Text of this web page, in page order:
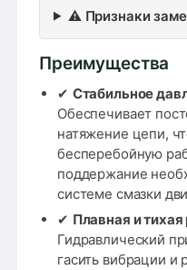
⚠️ Признаки
Преимущества
✔ Стабильное
Обеспечивает
натяжение цепи,
бесперебойную
поддержание
системе смазки
✔ Плавная и
Гидравлический
гасить вибрации и